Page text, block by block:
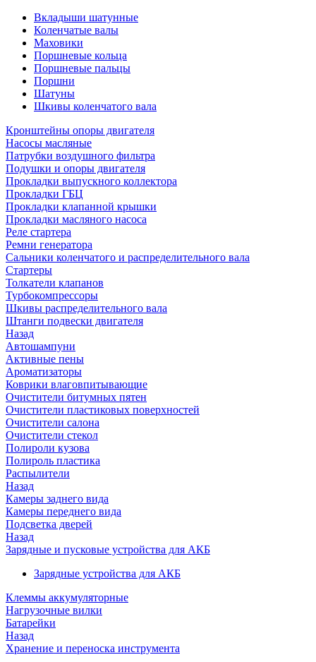
Вкладыши шатунные
Коленчатые валы
Маховики
Поршневые кольца
Поршневые пальцы
Поршни
Шатуны
Шкивы коленчатого вала
Кронштейны опоры двигателя
Насосы масляные
Патрубки воздушного фильтра
Подушки и опоры двигателя
Прокладки выпускного коллектора
Прокладки ГБЦ
Прокладки клапанной крышки
Прокладки масляного насоса
Реле стартера
Ремни генератора
Сальники коленчатого и распределительного вала
Стартеры
Толкатели клапанов
Турбокомпрессоры
Шкивы распределительного вала
Штанги подвески двигателя
Назад
Автошампуни
Активные пены
Ароматизаторы
Коврики влаговпитывающие
Очистители битумных пятен
Очистители пластиковых поверхностей
Очистители салона
Очистители стекол
Полироли кузова
Полироль пластика
Распылители
Назад
Камеры заднего вида
Камеры переднего вида
Подсветка дверей
Назад
Зарядные и пусковые устройства для АКБ
Зарядные устройства для АКБ
Клеммы аккумуляторные
Нагрузочные вилки
Батарейки
Назад
Хранение и переноска инструмента